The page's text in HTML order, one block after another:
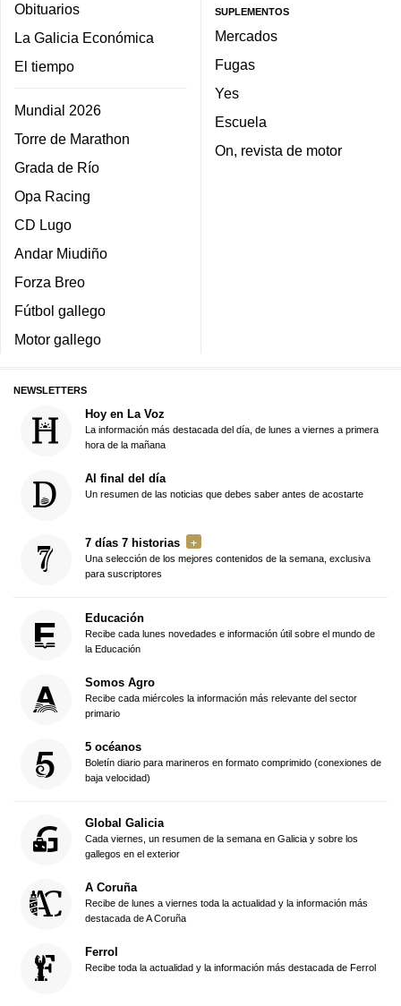
Obituarios
La Galicia Económica
El tiempo
Mundial 2026
Torre de Marathon
Grada de Río
Opa Racing
CD Lugo
Andar Miudiño
Forza Breo
Fútbol gallego
Motor gallego
SUPLEMENTOS
Mercados
Fugas
Yes
Escuela
On, revista de motor
NEWSLETTERS
Hoy en La Voz
La información más destacada del día, de lunes a viernes a primera
hora de la mañana
Al final del día
Un resumen de las noticias que debes saber antes de acostarte
7 días 7 historias
Una selección de los mejores contenidos de la semana, exclusiva
para suscriptores
Educación
Recibe cada lunes novedades e información útil sobre el mundo de
la Educación
Somos Agro
Recibe cada miércoles la información más relevante del sector
primario
5 océanos
Boletín diario para marineros en formato comprimido (conexiones de
baja velocidad)
Global Galicia
Cada viernes, un resumen de la semana en Galicia y sobre los
gallegos en el exterior
A Coruña
Recibe de lunes a viernes toda la actualidad y la información más
destacada de A Coruña
Ferrol
Recibe toda la actualidad y la información más destacada de Ferrol